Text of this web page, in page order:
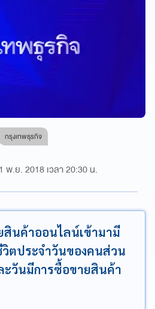
กรุงเทพธุรกิจ
พ.ย. 2018 เวลา 20:30 น.
นค้าออนไลน์เข้ามามี
ตประจำวันของคนส่วน
ะวันมีการซื้อขายสินค้า